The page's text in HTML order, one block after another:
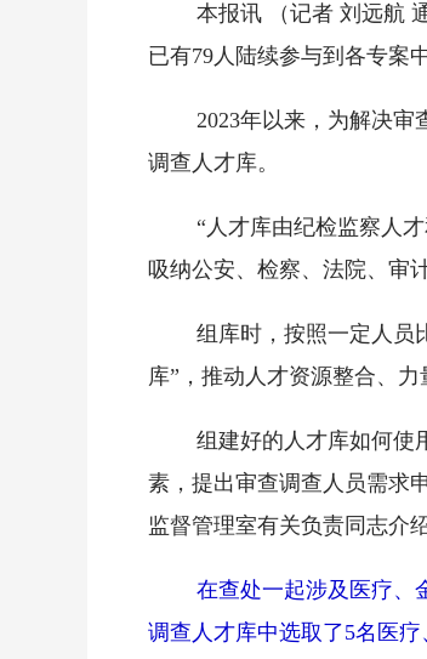
本报讯 （记者 刘远航
已有79人陆续参与到各专案
2023年以来，为解决
调查人才库。
“人才库由纪检监察人
吸纳公安、检察、法院、审
组库时，按照一定人员
库”，推动人才资源整合、
组建好的人才库如何使
素，提出审查调查人员需求
监督管理室有关负责同志介绍
在查处一起涉及医疗、
调查人才库中选取了5名医